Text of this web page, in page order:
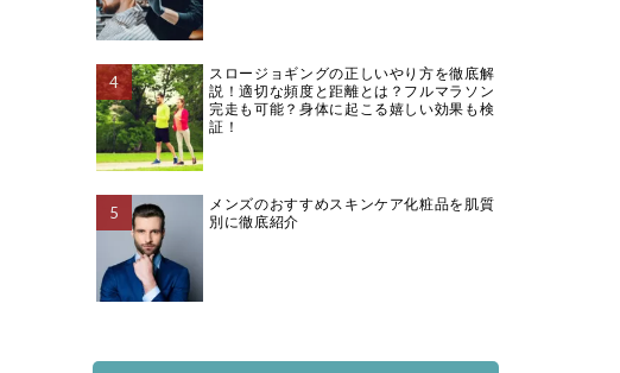
スロージョギングの正しいやり方を徹底解
説！適切な頻度と距離とは？フルマラソン
完走も可能？身体に起こる嬉しい効果も検
証！
メンズのおすすめスキンケア化粧品を肌質
別に徹底紹介